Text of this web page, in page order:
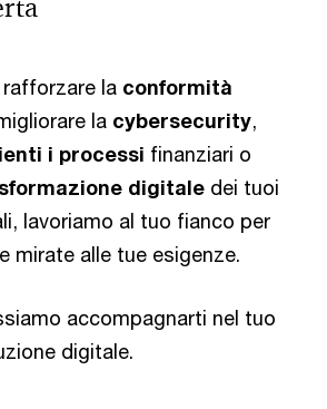
la conformità
la cybersecurity,
i processi finanziari o
digitale dei tuoi
lavoriamo al tuo fianco per
mirate alle tue esigenze.
accompagnarti nel tuo
digitale.